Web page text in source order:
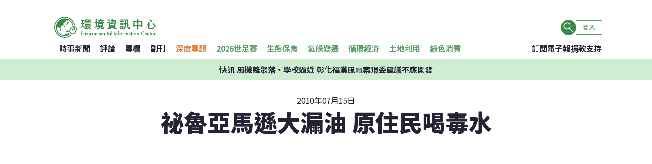
登入
時事新聞 評論 專欄 副刊 深度專題 2026世足賽 生態保育 氣候變遷 循環經濟 土地利用 綠色消費 訂閱電子報捐款支持
快訊風機離聚落、學校過近 彰化福漢風電案環委建議不應開發
2010年07月15日
祕魯亞馬遜大漏油 原住民喝毒水